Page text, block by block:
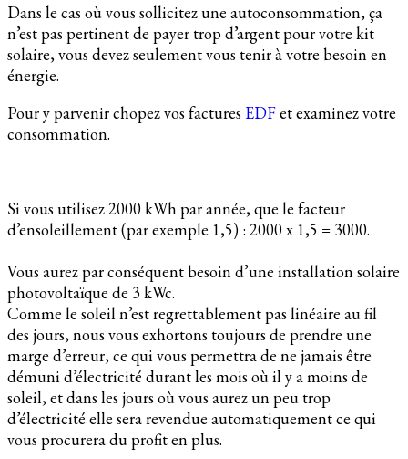
Dans le cas où vous sollicitez une autoconsommation, ça
n’est pas pertinent de payer trop d’argent pour votre kit
solaire, vous devez seulement vous tenir à votre besoin en
énergie.
Pour y parvenir chopez vos factures EDFet examinez votre
consommation.
Si vous utilisez 2000 kWh par année, que le facteur
d’ensoleillement (par exemple 1,5) : 2000 x 1,5 = 3000.
Vous aurez par conséquent besoin d’une installation solaire
photovoltaïque de 3 kWc.
Comme le soleil n’est regrettablement pas linéaire au fil
des jours, nous vous exhortons toujours de prendre une
marge d’erreur, ce qui vous permettra de ne jamais être
démuni d’électricité durant les mois où il y a moins de
soleil, et dans les jours où vous aurez un peu trop
d’électricité elle sera revendue automatiquement ce qui
vous procurera du profit en plus.